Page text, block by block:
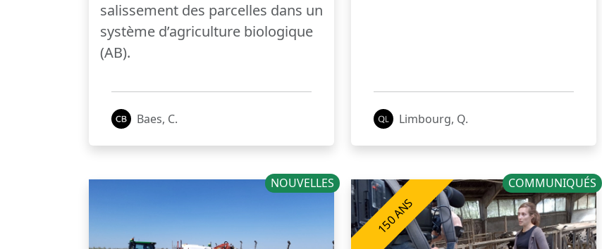
salissement des parcelles dans un
système d’agriculture biologique
(AB).
Baes, C. Limbourg, Q.
NOUVELLES
150 ANS
COMMUNIQUÉS